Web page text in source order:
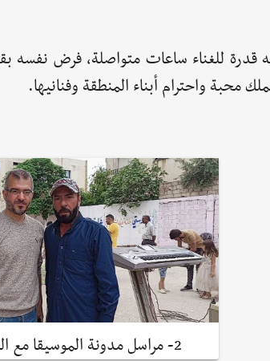
قدرة للغناء ساعات متواصلة، فرض نفسه
محبة واحترام أبناء المنطقة وفنانيها.
2- مراسل مدونة الموسيقا مع المغني محمود العبد